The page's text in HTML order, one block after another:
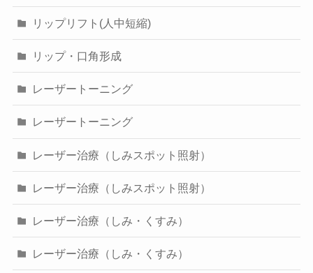
リップリフト(人中短縮)
リップ・口角形成
レーザートーニング
レーザートーニング
レーザー治療（しみスポット照射）
レーザー治療（しみスポット照射）
レーザー治療（しみ・くすみ）
レーザー治療（しみ・くすみ）